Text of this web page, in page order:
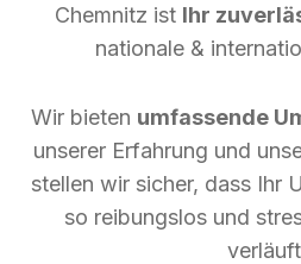
Chemnitz ist Ihr
nationale &
Wir bieten umfassende
unserer Erfahrung und
stellen wir sicher, dass Ihr
so reibungslos und